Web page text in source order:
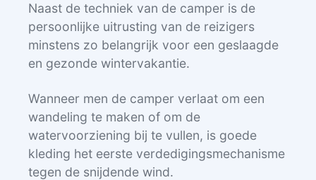
Naast de techniek van de camper is de
persoonlijke uitrusting van de reizigers
minstens zo belangrijk voor een geslaagde
en gezonde wintervakantie.
Wanneer men de camper verlaat om een
wandeling te maken of om de
watervoorziening bij te vullen, is goede
kleding het eerste verdedigingsmechanisme
tegen de snijdende wind.